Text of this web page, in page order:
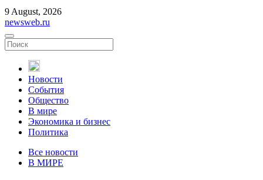
9 August, 2026
newsweb.ru
Новости
События
Общество
В мире
Экономика и бизнес
Политика
Все новости
В МИРЕ